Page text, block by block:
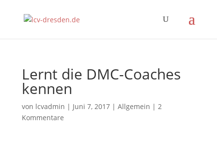
Lernt die DMC-Coaches
kennen
von lcvadmin | Juni 7, 2017| Allgemein | 2
Kommentare